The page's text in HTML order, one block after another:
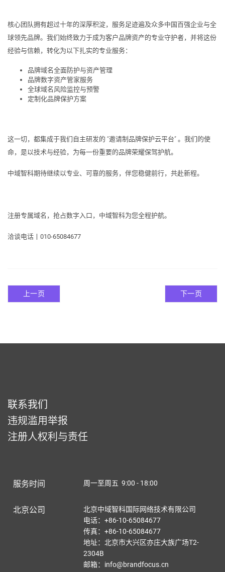
核心团队拥有超过十年的深厚积淀，服务足迹遍及众多中国百强企业与全
球领先品牌。我们始终致力于成为客户品牌资产的专业守护者，并将这份
经验与信赖，转化为以下扎实的专业服务：
品牌域名全面防护与资产管理
品牌数字资产管家服务
全球域名风险监控与预警
定制化品牌保护方案
这一切，都集成于我们自主研发的 “邀请制品牌保护云平台” 。我们的使
命，是以技术与经验，为每一份重要的品牌荣耀保驾护航。
中域智科期待继续以专业、可靠的服务，伴您稳健前行，共赴新程。
注册专属域名，抢占数字入口，中域智科为您全程护航。
洽谈电话丨 010-65084677
上一页 下一页
联系我们
违规滥用举报
注册人权利与责任
服务时间 周一至周五 9:00 - 18:00
北京公司
北京中域智科国际网络技术有限公司
电话：+86-10-65084677
传真：+86-10-65084677
地址：北京市大兴区亦庄大族广场T2-
2304B
邮箱：info@brandfocus.cn